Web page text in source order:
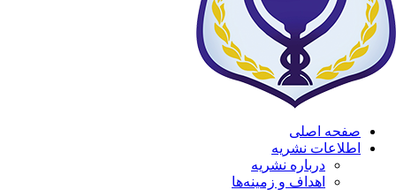
صفحه اصلی
اطلاعات نشریه
درباره نشریه
اهداف و زمینه‌ها